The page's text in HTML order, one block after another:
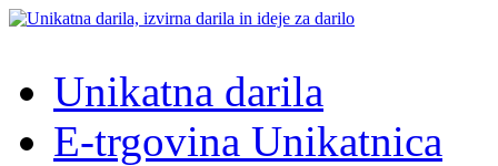
Unikatna darila
E-trgovina Unikatnica